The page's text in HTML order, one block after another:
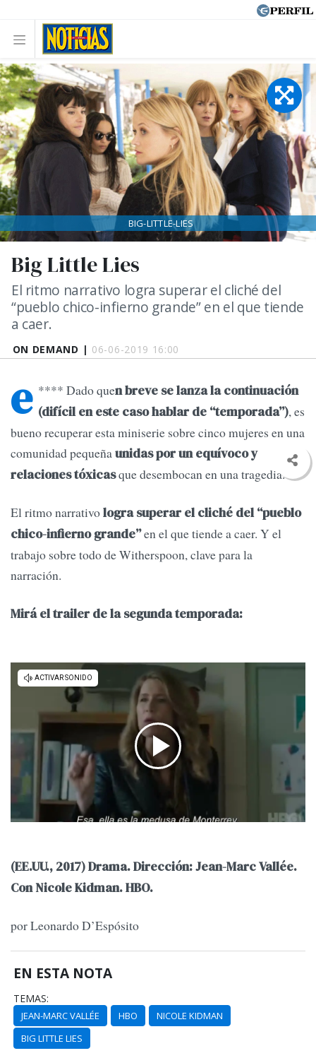
ON DEMAND | 06-06-2019 16:00
Big Little Lies
El ritmo narrativo logra superar el cliché del
“pueblo chico-infierno grande” en el que tiende
a caer.
BIG-LITTLE-LIES
**** Dado que
e
n breve se lanza la continuación
(difícil en este caso hablar de “temporada”), es
bueno recuperar esta miniserie sobre cinco mujeres en una
comunidad pequeñaunidas por un equívoco y
relaciones tóxicasque desembocan en una tragedia.
El ritmo narrativologra superar el cliché del “pueblo
chico-infierno grande”en el que tiende a caer. Y el
trabajo sobre todo de Witherspoon, clave para la
narración.
Mirá el trailer de la segunda temporada:
(EE.UU., 2017) Drama. Dirección: Jean-Marc Vallée.
Con Nicole Kidman. HBO.
por Leonardo D’Espósito
EN ESTA NOTA
TEMAS:
JEAN-MARC VALLÉE HBO
NICOLE KIDMAN
BIG LITTLE LIES